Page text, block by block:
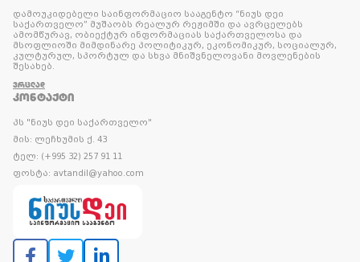
დამოუკიდებელი საინფორმაციო სააგენტო “ნიუს დეი
საქართველო” მუშაობს რეალურ რეჟიმში და ავრცელებს
ამომწურავ, ობიექტურ ინფორმაციას საქართველოსა და
მსოფლიოში მიმდინარე პოლიტიკურ, ეკონომიკურ, სოციალურ,
კულტურულ, სპორტულ და სხვა მნიშვნელოვანი მოვლენების
შესახებ.
ᲕᲠᲪᲚᲐᲓ
ᲙᲝᲜᲢᲐᲥᲢᲘ
პს "ნიუს დეი საქართველო"
მის: ლეჩხუმის ქ. 43
ტელ: (+995 32) 257 91 11
ფოსტა: avtandil@yahoo.com